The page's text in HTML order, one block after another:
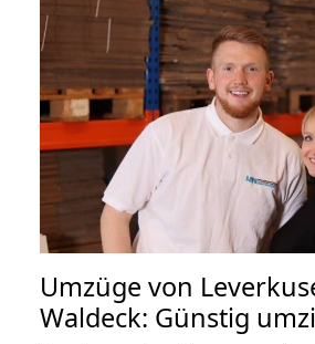
Umzüge von
Waldeck: Günstig